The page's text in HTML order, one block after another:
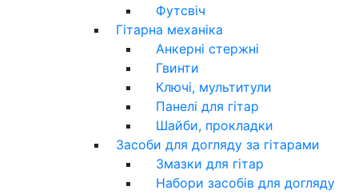
Футсвіч
Гітарна механіка
Анкерні стержні
Гвинти
Ключі, мультитули
Панелі для гітар
Шайби, прокладки
Засоби для догляду за гітарами
Змазки для гітар
Набори засобів для догляду